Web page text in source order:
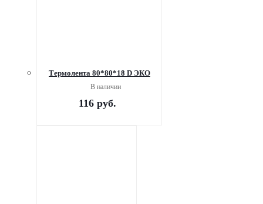
Термолента 80*80*18 D ЭКО
В наличии
116 руб.